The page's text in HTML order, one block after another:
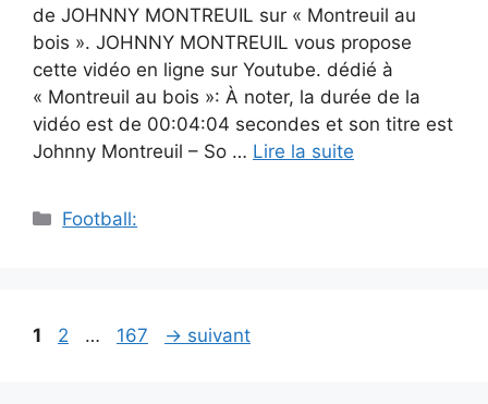
de JOHNNY MONTREUIL sur « Montreuil au
bois ». JOHNNY MONTREUIL vous propose
cette vidéo en ligne sur Youtube. dédié à
« Montreuil au bois »: À noter, la durée de la
vidéo est de 00:04:04 secondes et son titre est
Johnny Montreuil – So … Lire la suite
Catégories
Football:
Navigation
Page
1 Page
2 … Page
167 → suivant